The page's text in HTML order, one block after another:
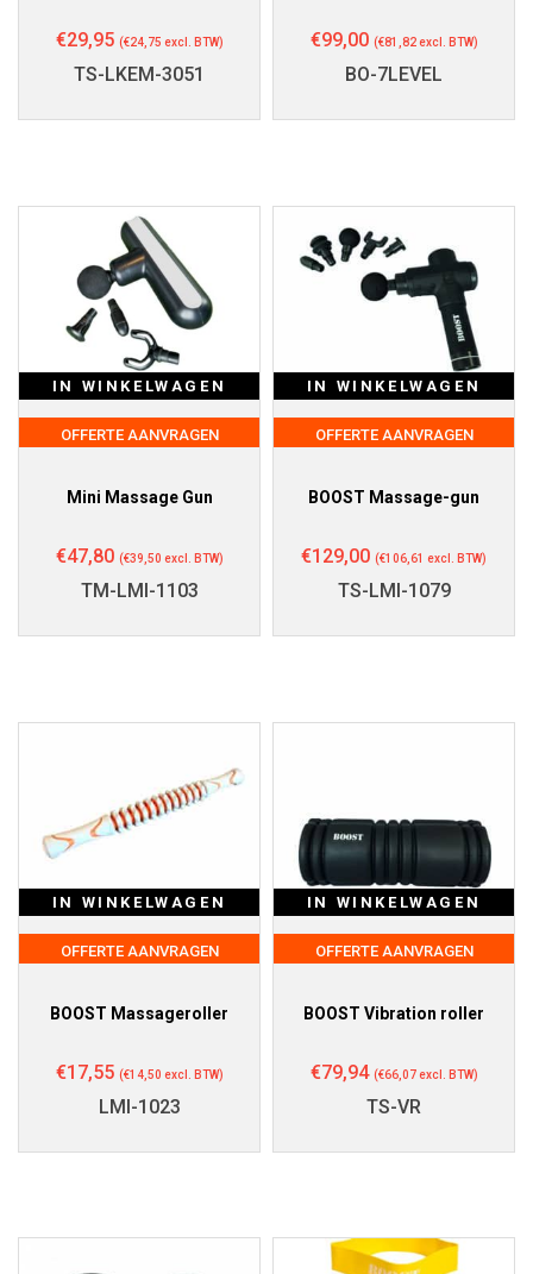
€29,95 (€24,75 excl. BTW)
TS-LKEM-3051
€99,00 (€81,82excl. BTW)
BO-7LEVEL
IN WINKELWAGEN
OFFERTE AANVRAGEN
Mini Massage Gun
€47,80 (€39,50 excl. BTW)
TM-LMI-1103
IN WINKELWAGEN
OFFERTE AANVRAGEN
BOOST Massage-gun
€129,00 (€106,61 excl. BTW)
TS-LMI-1079
IN WINKELWAGEN
OFFERTE AANVRAGEN
BOOST Massageroller
€17,55 (€14,50 excl. BTW)
LMI-1023
IN WINKELWAGEN
OFFERTE AANVRAGEN
BOOST Vibration roller
€79,94 (€66,07excl. BTW)
TS-VR